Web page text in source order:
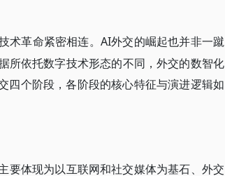
术革命紧密相连。 AI外交的崛起也并非一蹴
所依托数字技术形态的不同，外交的数智化
四个阶段，各阶段的核心特征与演进逻辑如
要体现为以互联网和社交媒体为基石、外交